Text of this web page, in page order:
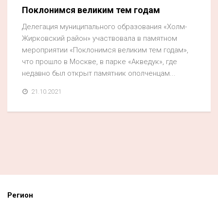
Поклонимся великим тем годам
Делегация муниципального образования «Холм-
Жирковский район» участвовала в памятном
мероприятии «Поклонимся великим тем годам»,
что прошло в Москве, в парке «Акведук», где
недавно был открыт памятник ополченцам...
21.10.2021
Регион